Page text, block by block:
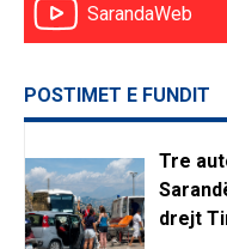
SarandaWeb
POSTIMET E FUNDIT
Tre
drejt